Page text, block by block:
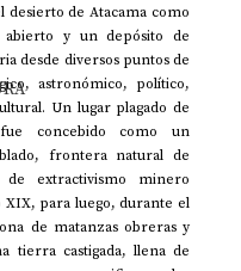
desierto de Atacama como
y un depósito de
desde diversos puntos de
astronómico, político,
Un lugar plagado de
concebido como un
frontera natural de
extractivismo minero
XIX, para luego, durante el
de matanzas obreras y
tierra castigada, llena de